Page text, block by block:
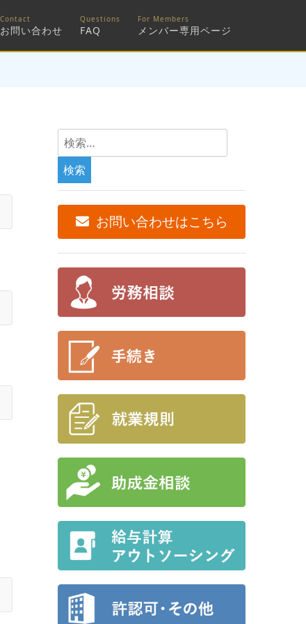
お問い合わせ FAQ メンバー専用ページ
検
索:
お問い合わせはこちら